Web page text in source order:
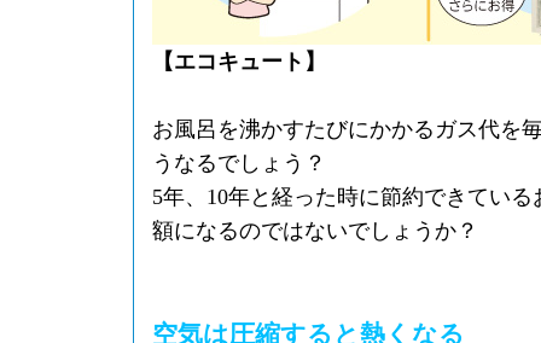
【エコキュート】
お風呂を沸かすたびにかかるガス代を
うなるでしょう？
5年、10年と経った時に節約できてい
額になるのではないでしょうか？
空気は圧縮すると熱くなる